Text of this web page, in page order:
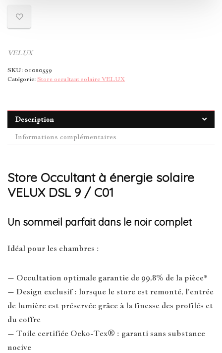
VELUX
SKU:01020559
Catégorie:Store occultant solaire VELUX
Description
Informations complémentaires
Store Occultant à énergie solaire
VELUX DSL 9 / C01
Un sommeil parfait dans le noir complet
Idéal pour les chambres :
– Occultation optimale garantie de 99,8% de la pièce*
– Design exclusif : lorsque le store est remonté, l’entrée
de lumière est préservée grâce à la finesse des profilés et
du coffre
– Toile certifiée Oeko-Tex® : garanti sans substance
nocive